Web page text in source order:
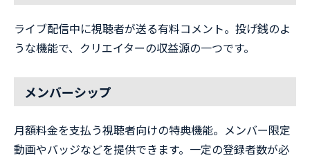
ライブ配信中に視聴者が送る有料コメント。投げ銭のよ
うな機能で、クリエイターの収益源の一つです。
メンバーシップ
月額料金を支払う視聴者向けの特典機能。メンバー限定
動画やバッジなどを提供できます。一定の登録者数が必